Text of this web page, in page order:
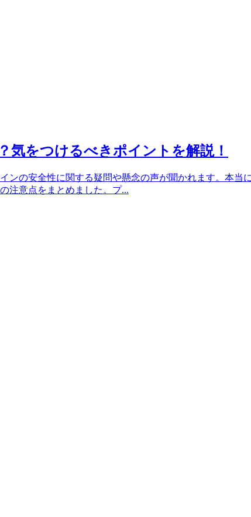
気をつけるべきポイントを解説！
ンの安全性に関する疑問や懸念の声が聞かれます。本当
注意点をまとめました。プ...